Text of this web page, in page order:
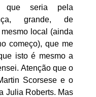
que seria pela
grande, de
local (ainda
começo), que me
isto é mesmo a
Atenção que o
Scorsese e o
Julia Roberts. Mas